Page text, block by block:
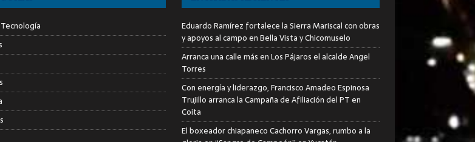
Eduardo Ramírez fortalece la Sierra Mariscal con obras
y apoyos al campo en Bella Vista y Chicomuselo
Arranca una calle más en Los Pájaros el alcalde Angel
Torres
Con energía y liderazgo, Francisco Amadeo Espinosa
Trujillo arranca la Campaña de Afiliación del PT en
Coita
El boxeador chiapaneco Cachorro Vargas, rumbo a la